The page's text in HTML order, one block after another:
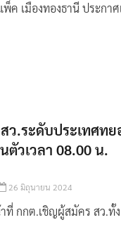
ค เมืองทองธานี ประกา
ว.ระดับประเทศทย
ตัวเวลา 08.00 น.
26 มิถุนายน 2024
าที่ กกต.เชิญผู้สมัคร สว.ทั้